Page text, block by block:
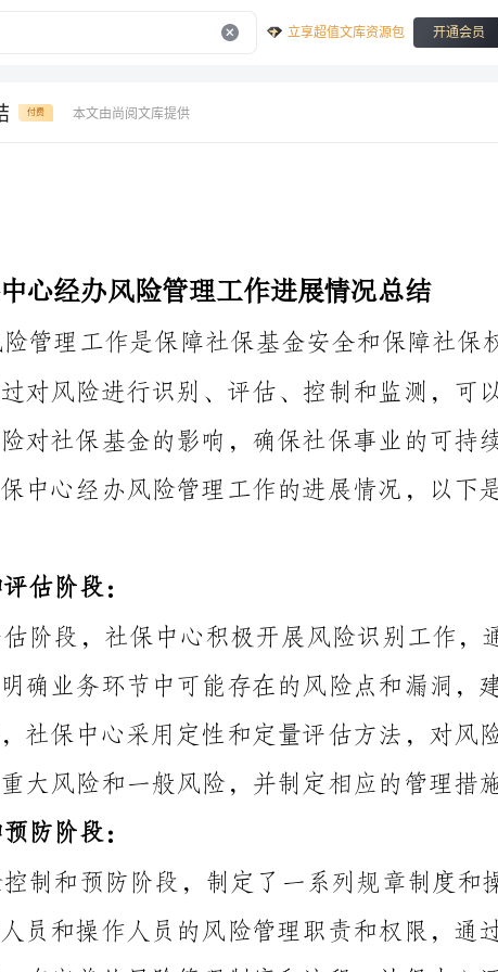
立享超值文库资源包 开通会员
付费 本文由尚阅文库提供
社保中心在风险应对和处理阶段，建立了风险应急预案和处理机
社保中心经办风险管理工作是保障社保基金安全和保障社保权益
效防范和减少经办风险对社保基金的影响，确保社保事业的可持续发
展。为了深入了解社保中心经办风险管理工作的进展情况，以下是对
行评估和分类，确定重大风险和一般风险，并制定相应的管理措施。
规范，明确各级管理人员和操作人员的风险管理职责和权限，通过加
强内部控制，建立起一套完善的风险管理制度和流程。社保中心还利